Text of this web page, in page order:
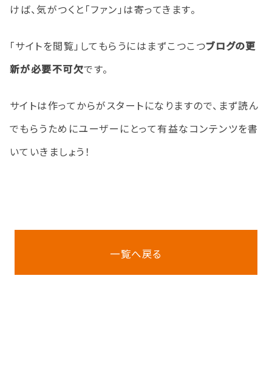
けば、気がつくと「ファン」は寄ってきます。
「サイトを閲覧」してもらうにはまずこつこつブログの更
新が必要不可欠です。
サイトは作ってからがスタートになりますので、まず読ん
でもらうためにユーザーにとって有益なコンテンツを書
いていきましょう！
一覧へ戻る